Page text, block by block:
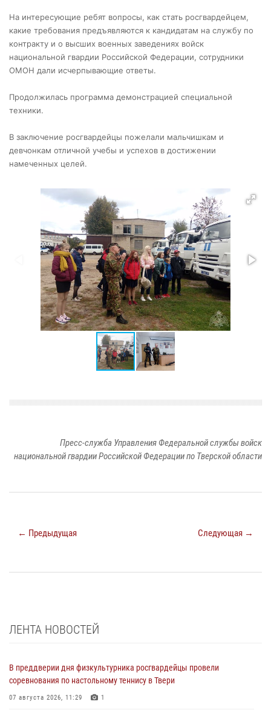
На интересующие ребят вопросы, как стать росгвардейцем,
какие требования предъявляются к кандидатам на службу по
контракту и о высших военных заведениях войск
национальной гвардии Российской Федерации, сотрудники
ОМОН дали исчерпывающие ответы.
Продолжилась программа демонстрацией специальной
техники.
В заключение росгвардейцы пожелали мальчишкам и
девчонкам отличной учебы и успехов в достижении
намеченных целей.
Пресс-служба Управления Федеральной службы войск
национальной гвардии Российской Федерации по Тверской области
← Предыдущая Следующая →
ЛЕНТА НОВОСТЕЙ
В преддверии дня физкультурника росгвардейцы провели
соревнования по настольному теннису в Твери
07 августа 2026, 11:29 1